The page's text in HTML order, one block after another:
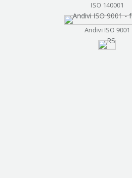
ISO 140001
Andivi ISO 9001